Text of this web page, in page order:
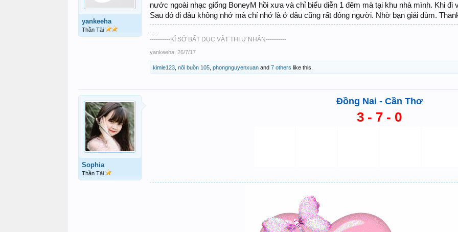
yankeeha
Thần Tài
nước ngoài nhạc giống BoneyM hồi xưa và chỉ biểu diễn 1 đêm mà tại khu nhà mình. Khi
Sau đó đi đâu không nhớ mà chỉ nhớ là ở đâu cũng rất đông người. Nhờ bạn giải dùm.
. . .
----------KỈ SỞ BẤT DỤC VẬT THI Ư NHÂN----------
yankeeha 26/7/17
kimle123 nôi buồn 105 phongnguyenxuan and 7 others like this.
Sophia
Thần Tài
Đồng Nai - Cần Thơ
3 - 7 - 0